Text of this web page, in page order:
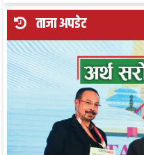
ताजा अपडेट